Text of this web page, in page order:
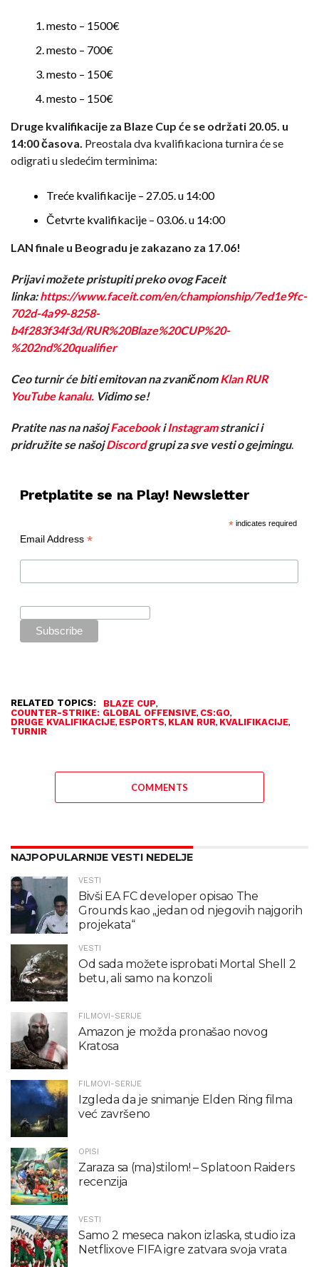
mesto – 1500€
mesto – 700€
mesto – 150€
mesto – 150€
Druge kvalifikacije za Blaze Cup će se održati 20.05. u
14:00 časova. Preostala dva kvalifikaciona turnira će se
odigrati u sledećim terminima:
Treće kvalifikacije – 27.05. u 14:00
Četvrte kvalifikacije – 03.06. u 14:00
LAN finale u Beogradu je zakazano za 17.06!
Prijavi možete pristupiti preko ovog Faceit
linka: https://www.faceit.com/en/championship/7ed1e9fc-
702d-4a99-8258-
b4f283f34f3d/RUR%20Blaze%20CUP%20-
%202nd%20qualifier
Ceo turnir će biti emitovan na zvaničnomKlan RUR
YouTube kanalu. Vidimo se!
Pratite nas na našojFacebookiInstagramstranici i
pridružite se našojDiscordgrupi za sve vesti o gejmingu.
Pretplatite se na Play! Newsletter
*indicates required
Email Address *
RELATED TOPICS: BLAZE CUP,
COUNTER-STRIKE: GLOBAL OFFENSIVE, CS:GO,
DRUGE KVALIFIKACIJE, ESPORTS, KLAN RUR, KVALIFIKACIJE,
TURNIR
COMMENTS
NAJPOPULARNIJE VESTI NEDELJE
VESTI
Bivši EA FC developer opisao The
Grounds kao „jedan od njegovih najgorih
projekata“
VESTI
Od sada možete isprobati Mortal Shell 2
betu, ali samo na konzoli
FILMOVI-SERIJE
Amazon je možda pronašao novog
Kratosa
FILMOVI-SERIJE
Izgleda da je snimanje Elden Ring filma
već završeno
OPISI
Zaraza sa (ma)stilom! – Splatoon Raiders
recenzija
VESTI
Samo 2 meseca nakon izlaska, studio iza
Netflixove FIFA igre zatvara svoja vrata